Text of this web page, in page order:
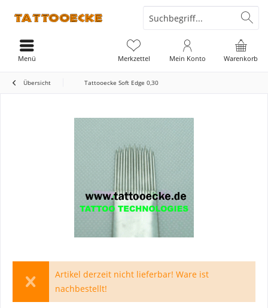
Warenkorb
Merkzettel Mein Konto
Menü
Übersicht Tattooecke Soft Edge 0,30
Artikel derzeit nicht lieferbar! Ware ist
nachbestellt!